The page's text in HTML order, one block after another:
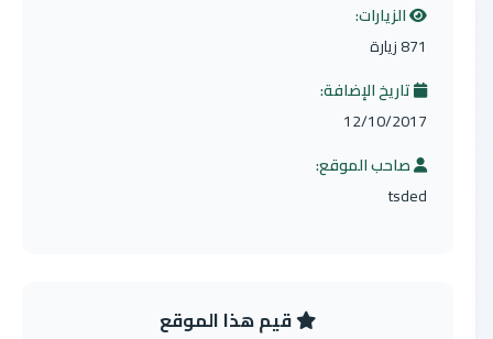
الزيارات:
871 زيارة
تاريخ الإضافة:
12/10/2017
صاحب الموقع:
tsded
قيم هذا الموقع